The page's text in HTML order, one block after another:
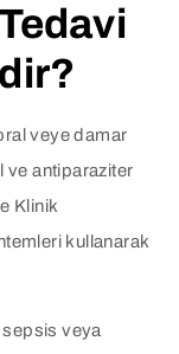
veye damar
ve antiparaziter
Klinik
kullanarak
sepsis veya